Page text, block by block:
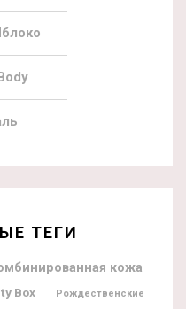
ТЕГИ
кожа
Box Рождественские